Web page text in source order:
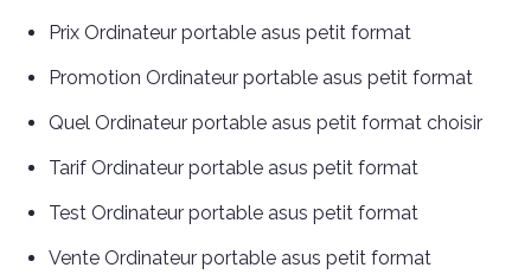
Prix Ordinateur portable asus petit format
Promotion Ordinateur portable asus petit format
Quel Ordinateur portable asus petit format choisir
Tarif Ordinateur portable asus petit format
Test Ordinateur portable asus petit format
Vente Ordinateur portable asus petit format